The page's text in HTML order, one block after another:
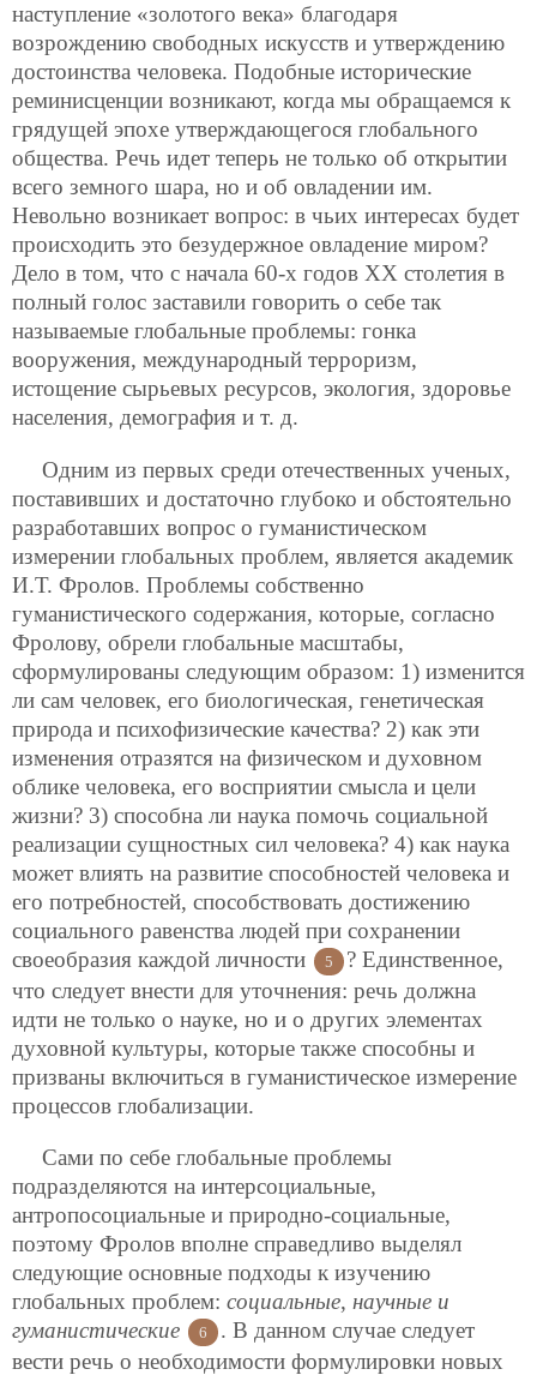
наступление «золотого века» благодаря
возрождению свободных искусств и утверждению
достоинства человека. Подобные исторические
реминисценции возникают, когда мы обращаемся к
грядущей эпохе утверждающегося глобального
общества. Речь идет теперь не только об открытии
всего земного шара, но и об овладении им.
Невольно возникает вопрос: в чьих интересах будет
происходить это безудержное овладение миром?
Дело в том, что с начала 60-х годов ХХ столетия в
полный голос заставили говорить о себе так
называемые глобальные проблемы: гонка
вооружения, международный терроризм,
истощение сырьевых ресурсов, экология, здоровье
населения, демография и т. д.
Одним из первых среди отечественных ученых,
поставивших и достаточно глубоко и обстоятельно
разработавших вопрос о гуманистическом
измерении глобальных проблем, является академик
И.Т. Фролов. Проблемы собственно
гуманистического содержания, которые, согласно
Фролову, обрели глобальные масштабы,
сформулированы следующим образом: 1) изменится
ли сам человек, его биологическая, генетическая
природа и психофизические качества? 2) как эти
изменения отразятся на физическом и духовном
облике человека, его восприятии смысла и цели
жизни? 3) способна ли наука помочь социальной
реализации сущностных сил человека? 4) как наука
может влиять на развитие способностей человека и
его потребностей, способствовать достижению
социального равенства людей при сохранении
своеобразия каждой личности
5
? Единственное,
что следует внести для уточнения: речь должна
идти не только о науке, но и о других элементах
духовной культуры, которые также способны и
призваны включиться в гуманистическое измерение
процессов глобализации.
Сами по себе глобальные проблемы
подразделяются на интерсоциальные,
антропосоциальные и природно-социальные,
поэтому Фролов вполне справедливо выделял
следующие основные подходы к изучению
глобальных проблем: социальные, научные и
гуманистические
6
. В данном случае следует
вести речь о необходимости формулировки новых